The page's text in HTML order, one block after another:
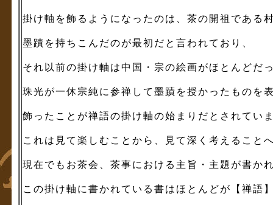
掛け軸を飾るようになったのは、茶の開祖である
墨蹟を持ちこんだのが最初だと言われており、
それ以前の掛け軸は中国・宗の絵画がほとんどだ
珠光が一休宗純に参禅して墨蹟を授かったものを
飾ったことが禅語の掛け軸の始まりだとされてい
これは見て楽しむことから、見て深く考えること
現在でもお茶会、茶事における主旨・主題が書か
この掛け軸に書かれている書はほとんどが【禅語